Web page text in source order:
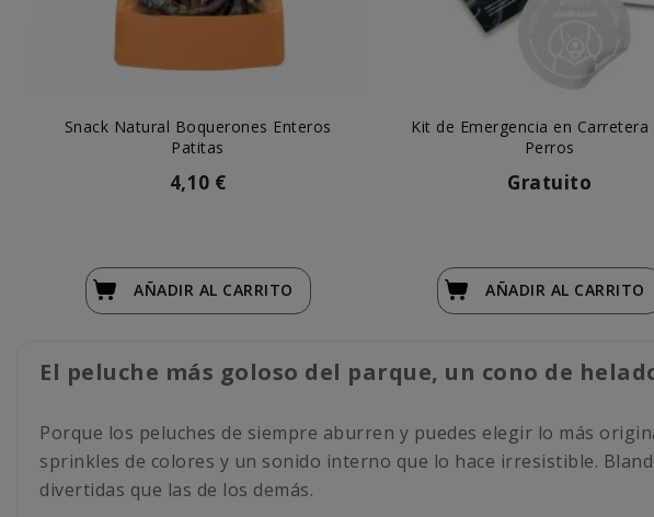
Snack Natural Boquerones Enteros
Patitas
4,10 €
AÑADIR AL CARRITO
Kit de Emergencia en Carretera
Perros
Gratuito
AÑADIR AL CARRITO
El peluche más goloso del parque, un cono de
Porque los peluches de siempre aburren y puedes elegir lo más
sprinkles de colores y un sonido interno que lo hace irresistible.
divertidas que las de los demás.